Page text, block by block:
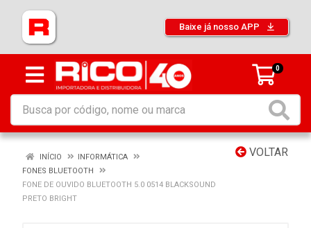
Baixe já nosso APP
0
VOLTAR
INÍCIO
INFORMÁTICA
FONES BLUETOOTH
FONE DE OUVIDO BLUETOOTH 5.0 0514 BLACKSOUND
PRETO BRIGHT